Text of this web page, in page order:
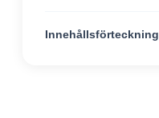
Innehållsförteckning